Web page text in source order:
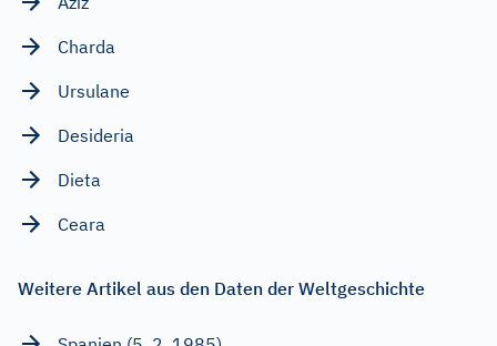
Charda
Ursulane
Desideria
Dieta
Ceara
Weitere Artikel aus den Daten der Weltgeschichte